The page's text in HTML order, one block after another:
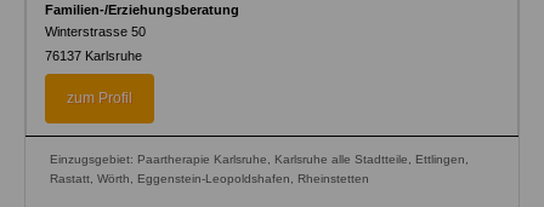
Familien-/Erziehungsberatung
Winterstrasse 50
76137 Karlsruhe
zum Profil
Einzugsgebiet: Paartherapie Karlsruhe, Karlsruhe alle Stadtteile, Ettlingen,
Rastatt, Wörth, Eggenstein-Leopoldshafen, Rheinstetten